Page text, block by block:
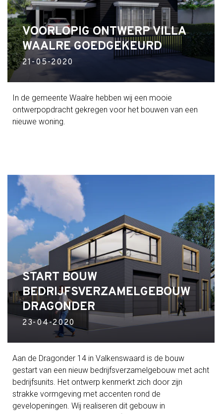
VOORLOPIG ONTWERP VILLA
WAALRE GOEDGEKEURD
21-05-2020
In de gemeente Waalre hebben wij een mooie
ontwerpopdracht gekregen voor het bouwen van een
nieuwe woning.
START BOUW
BEDRIJFSVERZAMELGEBOUW
DRAGONDER
23-04-2020
Aan de Dragonder 14 in Valkenswaard is de bouw
gestart van een nieuw bedrijfsverzamelgebouw met acht
bedrijfsunits. Het ontwerp kenmerkt zich door zijn
strakke vormgeving met accenten rond de
gevelopeningen. Wij realiseren dit gebouw in